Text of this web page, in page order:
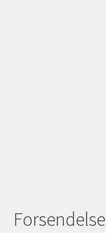
Forsendelse